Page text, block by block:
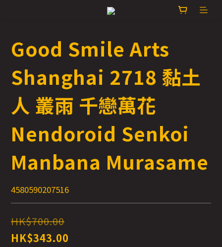
Good Smile Arts
Shanghai 2718 黏土
人 叢雨 千戀萬花
Nendoroid Senkoi
Manbana Murasame
4580590207516
HK$700.00
HK$343.00